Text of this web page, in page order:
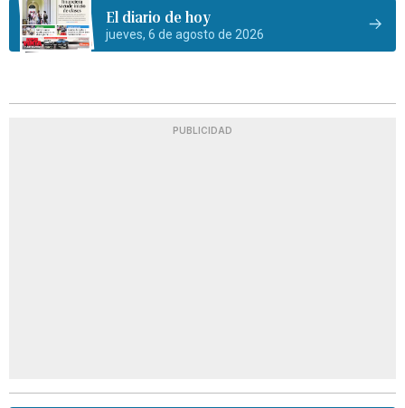
El diario de hoy
jueves, 6 de agosto de 2026
PUBLICIDAD